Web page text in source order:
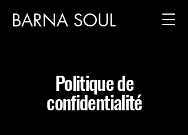
BARNA SOUL
Politique de
confidentialité